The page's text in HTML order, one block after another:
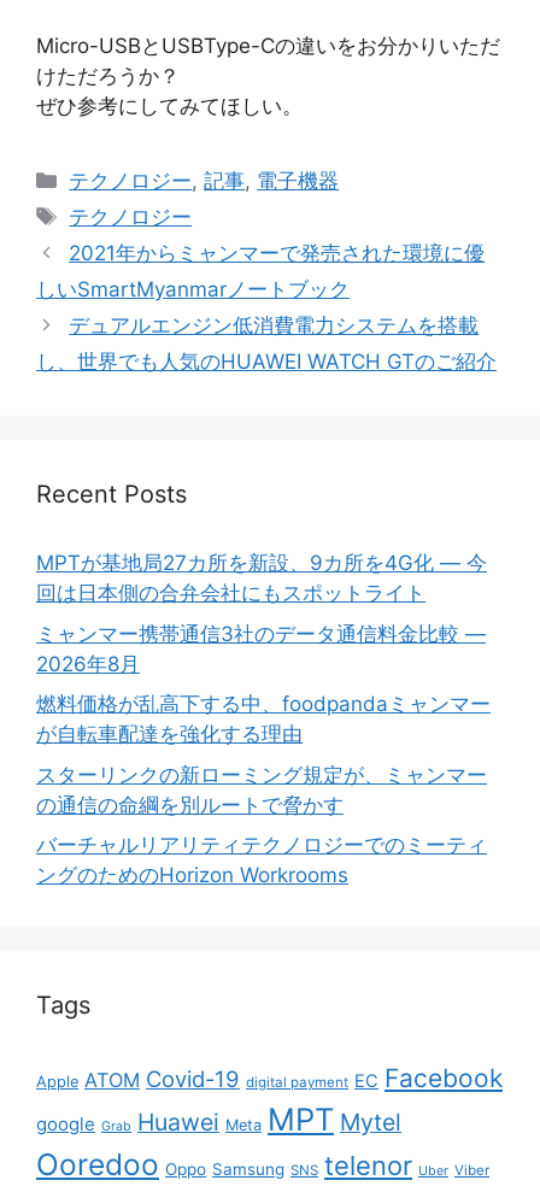
Micro-USBとUSBType-Cの違いをお分かりいただ
けただろうか？
ぜひ参考にしてみてほしい。
Categories
テクノロジー,記事, 電子機器
Tags
テクノロジー
2021年からミャンマーで発売された環境に優
しいSmartMyanmarノートブック
デュアルエンジン低消費電力システムを搭載
し、世界でも人気のHUAWEI WATCH GTのご紹介
Recent Posts
MPTが基地局27カ所を新設、9カ所を4G化 ― 今
回は日本側の合弁会社にもスポットライト
ミャンマー携帯通信3社のデータ通信料金比較 ―
2026年8月
燃料価格が乱高下する中、foodpandaミャンマー
が自転車配達を強化する理由
スターリンクの新ローミング規定が、ミャンマー
の通信の命綱を別ルートで脅かす
バーチャルリアリティテクノロジーでのミーティ
ングのためのHorizon Workrooms
Tags
Apple ATOM Covid-19 digital payment EC Facebook
google Grab Huawei Meta MPT Mytel
Ooredoo Oppo Samsung SNS telenor Uber Viber